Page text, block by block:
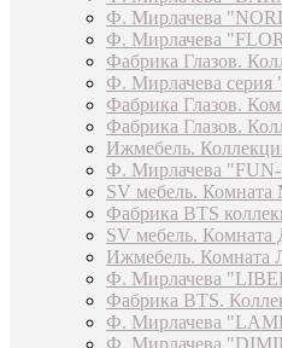
Ф. Мирлачева
Ф. Мирлачева
Фабрика Глазов.
Ф. Мирлачева серия
Фабрика Глазов.
Фабрика Глазов.
Ижмебель.
Ф. Мирлачева
SV мебель.
Фабрика BTS
SV мебель.
Ижмебель.
Ф. Мирлачева
Фабрика BTS.
Ф. Мирлачева
Ф. Мирлачева